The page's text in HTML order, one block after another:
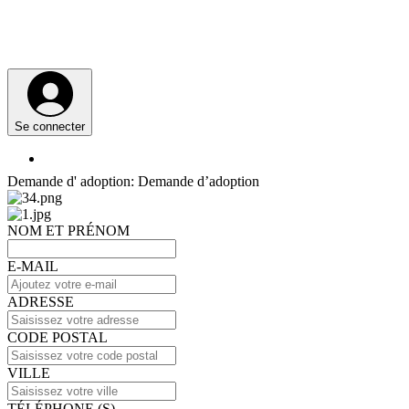
Se connecter
Demande d' adoption: Demande d’adoption
NOM ET PRÉNOM
E-MAIL
ADRESSE
CODE POSTAL
VILLE